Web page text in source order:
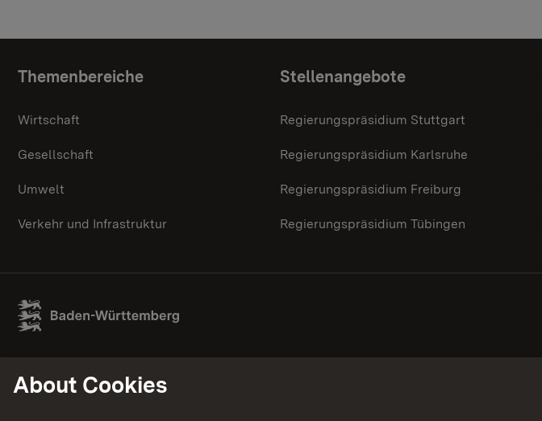
Topic overview
Themenbereiche
Wirtschaft
Gesellschaft
Umwelt
Verkehr und Infrastruktur
Stellenangebote
Regierungspräsidium Stuttgart
Regierungspräsidium Karlsruhe
Regierungspräsidium Freiburg
Regierungspräsidium Tübingen
About Cookies